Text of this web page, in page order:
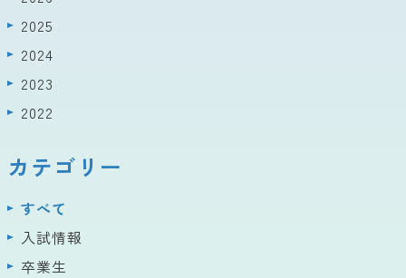
2025
2024
2023
2022
カテゴリー
すべて
入試情報
卒業生